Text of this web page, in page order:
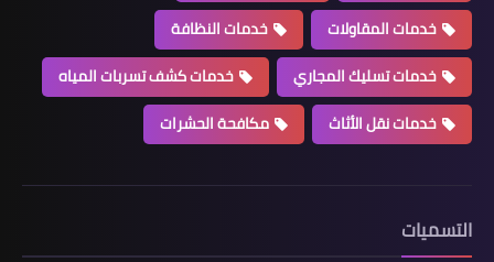
خدمات المقاولات
خدمات النظافة
خدمات تسليك المجاري
خدمات كشف تسربات المياه
خدمات نقل الأثاث
مكافحة الحشرات
التسميات